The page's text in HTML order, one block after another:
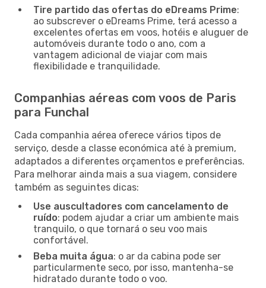
Tire partido das ofertas do eDreams Prime:
ao subscrever o eDreams Prime, terá acesso a
excelentes ofertas em voos, hotéis e aluguer de
automóveis durante todo o ano, com a
vantagem adicional de viajar com mais
flexibilidade e tranquilidade.
Companhias aéreas com voos de Paris
para Funchal
Cada companhia aérea oferece vários tipos de
serviço, desde a classe económica até à premium,
adaptados a diferentes orçamentos e preferências.
Para melhorar ainda mais a sua viagem, considere
também as seguintes dicas:
Use auscultadores com cancelamento de
ruído: podem ajudar a criar um ambiente mais
tranquilo, o que tornará o seu voo mais
confortável.
Beba muita água: o ar da cabina pode ser
particularmente seco, por isso, mantenha-se
hidratado durante todo o voo.